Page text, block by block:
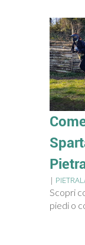
|
Scopri
piedi o